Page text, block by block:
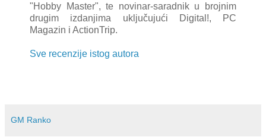
"Hobby Master", te novinar-saradnik u brojnim
drugim izdanjima uključujući Digital!, PC
Magazin i ActionTrip.
Sve recenzije istog autora
GM Ranko